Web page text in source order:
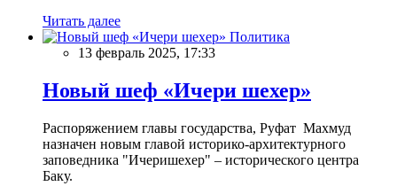
Читать далее
Политика
13 февраль 2025, 17:33
Новый шеф «Ичери шехер»
Распоряжением главы государства, Руфат Махмуд
назначен новым главой историко-архитектурного
заповедника "Ичеришехер" – исторического центра
Баку.